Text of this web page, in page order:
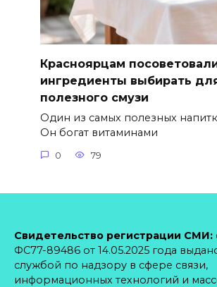
Красноярцам
ингредиенты выбирать
полезного смузи
Один из самых полезных
Он богат витаминами
0 79
Свидетельство регистрации СМИ:
ФС77-89486 от 14.05.2025 года
службой по надзору в сфере связи,
информационных технологий и